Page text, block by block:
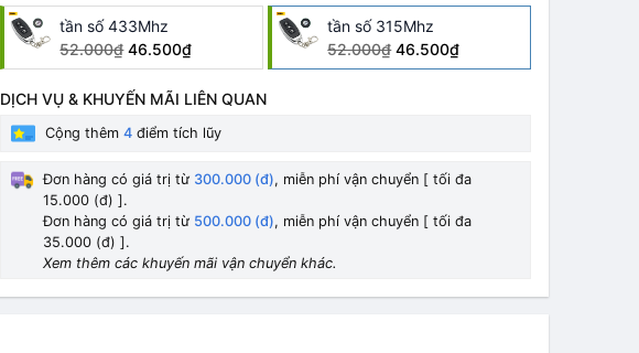
tần số 433Mhz
52.000₫ 46.500₫
tần số 315Mhz
52.000₫ 46.500₫
DỊCH VỤ & KHUYẾN MÃI LIÊN QUAN
Cộng thêm4 điểm tích lũy
Đơn hàng có giá trị từ 300.000 (đ), miễn phí vận chuyển [ tối đa
15.000 (đ) ].
Đơn hàng có giá trị từ 500.000 (đ), miễn phí vận chuyển [ tối đa
35.000 (đ) ].
Xem thêm các khuyến mãi vận chuyển khác.